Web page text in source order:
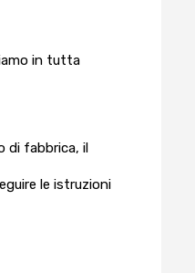
in tutta
di fabbrica, il
le istruzioni